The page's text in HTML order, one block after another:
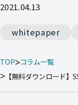
2021.04.13
whitepaper
TOP コラム一覧
【無料ダウンロード】